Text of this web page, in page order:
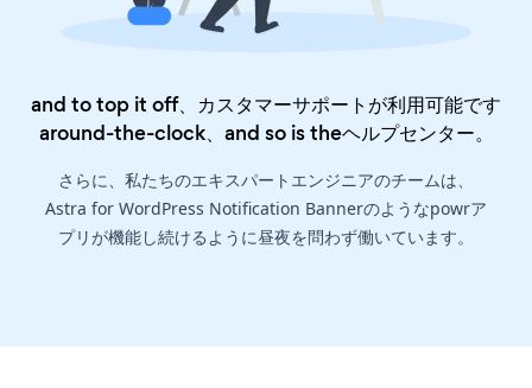
and to top it off、カスタマーサポートが利用可能です
around-the-clock、and so is theヘルプセンター。
さらに、私たちのエキスパートエンジニアのチームは、
Astra for WordPress Notification Bannerのようなpowrア
プリが機能し続けるように昼夜を問わず働いています。